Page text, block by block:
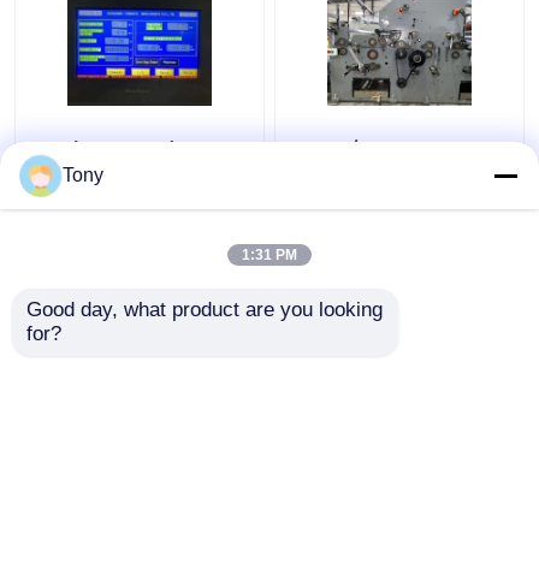
Μηχάνημα αυτόματης
πλαστικοποίησης
φλάουτου
φλάουτων 5000pcs/H
Μηχανή
1650*1450mm 5 Ply
Flute Laminator
Tony
1:31 PM
Good day, what product are you looking
for?